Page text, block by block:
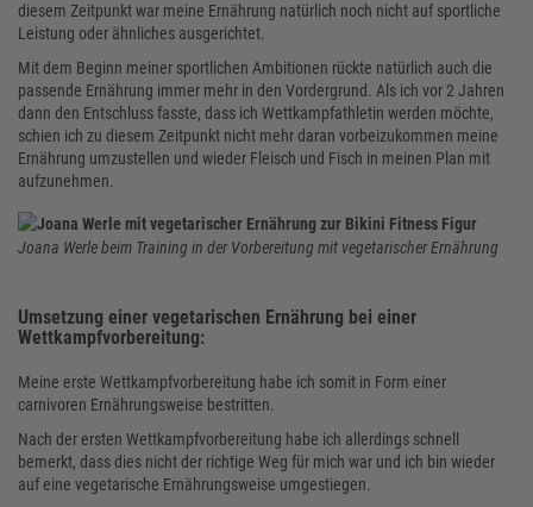
diesem Zeitpunkt war meine Ernährung natürlich noch nicht auf sportliche
Leistung oder ähnliches ausgerichtet.
Mit dem Beginn meiner sportlichen Ambitionen rückte natürlich auch die
passende Ernährung immer mehr in den Vordergrund. Als ich vor 2 Jahren
dann den Entschluss fasste, dass ich Wettkampfathletin werden möchte,
schien ich zu diesem Zeitpunkt nicht mehr daran vorbeizukommen meine
Ernährung umzustellen und wieder Fleisch und Fisch in meinen Plan mit
aufzunehmen.
Joana Werle beim Training in der Vorbereitung mit vegetarischer Ernährung
Umsetzung einer vegetarischen Ernährung bei einer
Wettkampfvorbereitung:
Meine erste Wettkampfvorbereitung habe ich somit in Form einer
carnivoren Ernährungsweise bestritten.
Nach der ersten Wettkampfvorbereitung habe ich allerdings schnell
bemerkt, dass dies nicht der richtige Weg für mich war und ich bin wieder
auf eine vegetarische Ernährungsweise umgestiegen.